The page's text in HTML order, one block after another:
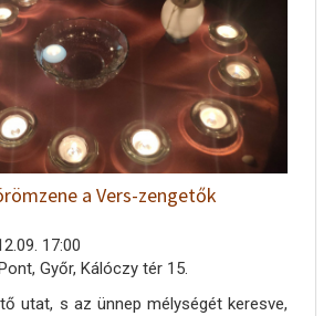
a Vers-zengetők
17:00
Győr, Kálóczy tér 15.
utat, s az ünnep mélységét keresve,